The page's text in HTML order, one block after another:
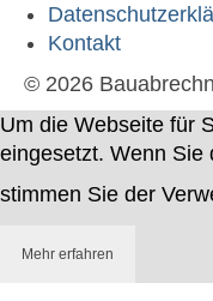
Kontakt
© 2026
Um die Webseite für
eingesetzt. Wenn Sie
stimmen Sie der
Mehr erfahren